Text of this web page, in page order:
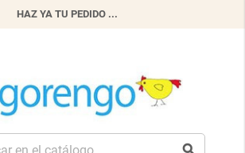
HAZ YA TU PEDIDO ...